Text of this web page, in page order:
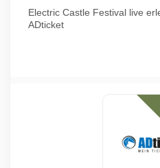
Electric Castle Festival live
ADticket